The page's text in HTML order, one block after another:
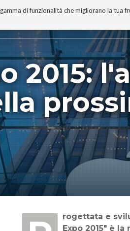
di funzionalità che migliorano la
TECNOBIBLIOGRAFIA I MIEI LIBRI
2015:
Expo 2015" è